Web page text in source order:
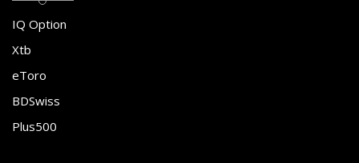
IQ Option
Xtb
eToro
BDSwiss
Plus500